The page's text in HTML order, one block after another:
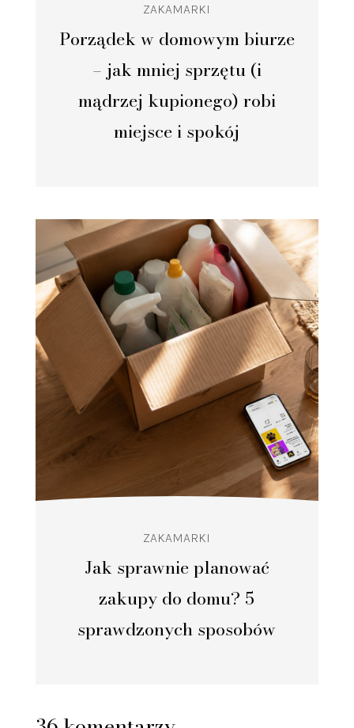
Porządek w domowym biurze
– jak mniej sprzętu (i
mądrzej kupionego) robi
miejsce i spokój
ZAKAMARKI
Jak sprawnie planować
zakupy do domu? 5
sprawdzonych sposobów
ZAKAMARKI